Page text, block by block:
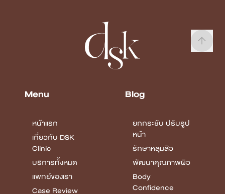
Menu
หน้าแรก
เกี่ยวกับ DSK
Clinic
บริการทั้งหมด
แพทย์ของเรา
Case Review
Blog
ยกกระชับ ปรับรูป
หน้า
รักษาหลุมสิว
พัฒนาคุณภาพผิว
Body
Confidence